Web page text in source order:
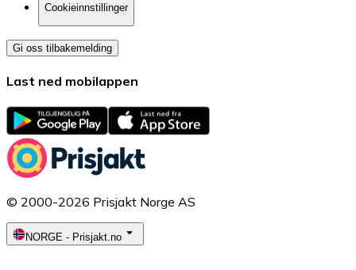
Cookieinnstillinger
Gi oss tilbakemelding
Last ned mobilappen
© 2000-2026 Prisjakt Norge AS
NORGE - Prisjakt.no